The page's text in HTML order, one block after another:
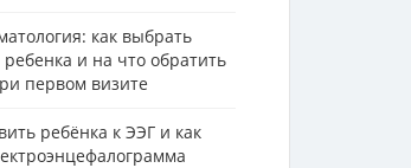
как выбрать
ребенка и на что обратить
первом визите
ребёнка к ЭЭГ и как